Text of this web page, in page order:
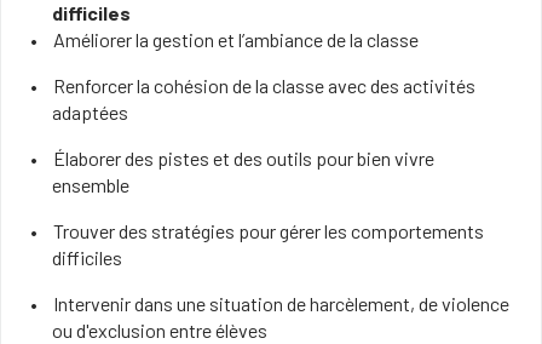
difficiles
Améliorer la gestion et l’ambiance de la classe
Renforcer la cohésion de la classe avec des activités
adaptées
Élaborer des pistes et des outils pour bien vivre
ensemble
Trouver des stratégies pour gérer les comportements
difficiles
Intervenir dans une situation de harcèlement, de violence
ou d'exclusion entre élèves